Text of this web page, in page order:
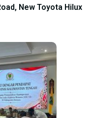
New Toyota Hilux